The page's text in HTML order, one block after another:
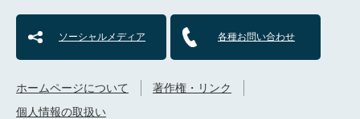
ソーシャルメディア 各種お問い合わせ
ホームページについて
著作権・リンク
個人情報の取扱い